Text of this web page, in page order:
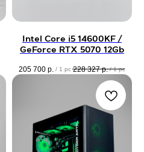
Intel Core i5 14600KF /
GeForce RTX 5070 12Gb
205 700 р. / 1 pc 228 327 р. / 1 pc